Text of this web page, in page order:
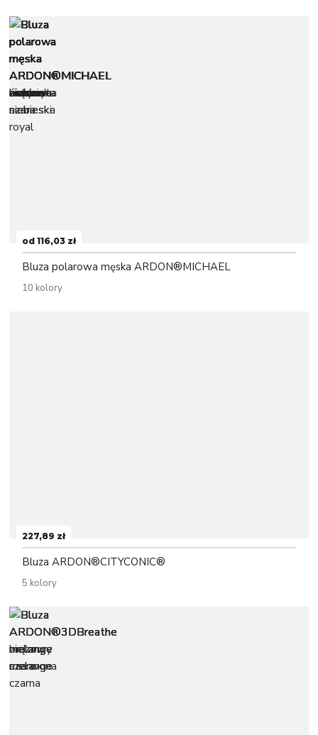
od 116,03 zł
Bluza polarowa męska ARDON®MICHAEL
10 kolory
227,89 zł
Bluza ARDON®CITYCONIC®
5 kolory